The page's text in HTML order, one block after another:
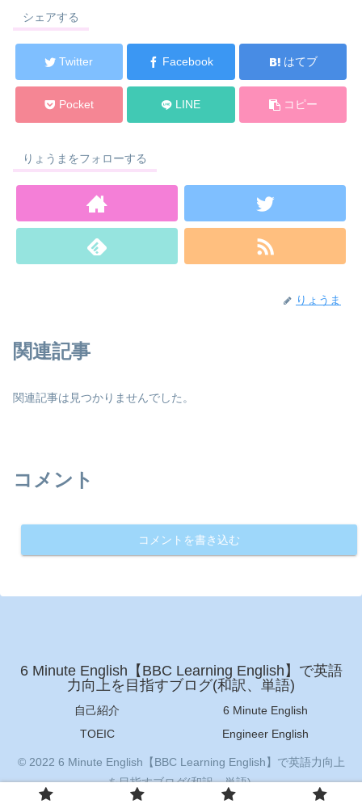
シェアする
Twitter Facebook はてブ
Pocket LINE コピー
りょうまをフォローする
りょうま
関連記事
関連記事は見つかりませんでした。
コメント
コメントを書き込む
6 Minute English【BBC Learning English】で英語
力向上を目指すブログ(和訳、単語)
自己紹介
6 Minute English
TOEIC
Engineer English
© 2022 6 Minute English【BBC Learning English】で英語力向上
を目指すブログ(和訳、単語).